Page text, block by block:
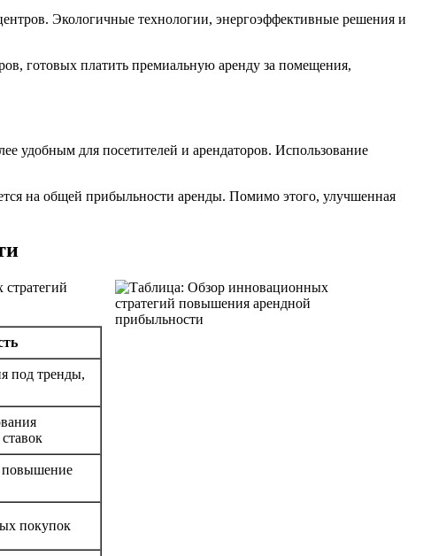
Экологичные технологии, энергоэффективные решения и
готовых платить премиальную аренду за помещения,
удобным для посетителей и арендаторов. Использование
на общей прибыльности аренды. Помимо этого, улучшенная
под тренды,
повышение
покупок